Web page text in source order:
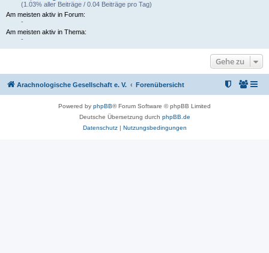
(1.03% aller Beiträge / 0.04 Beiträge pro Tag)
Am meisten aktiv in Forum:
-
Am meisten aktiv in Thema:
-
Gehe zu
Arachnologische Gesellschaft e. V. Forenübersicht
Powered by phpBB® Forum Software © phpBB Limited
Deutsche Übersetzung durch phpBB.de
Datenschutz| Nutzungsbedingungen